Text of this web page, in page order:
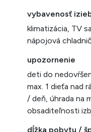
vybavenosť
klimatizácia, TV
nápojová
upozornenie
deti do
max. 1 dieťa nad
/ deň, úhrada na
obsaditeľnosti
dĺžka pobytu /